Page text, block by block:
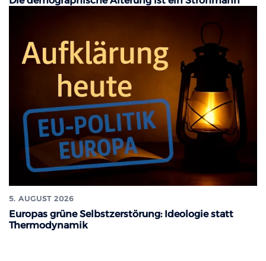
5. AUGUST 2026
Europas grüne Selbstzerstörung: Ideologie statt
Thermodynamik